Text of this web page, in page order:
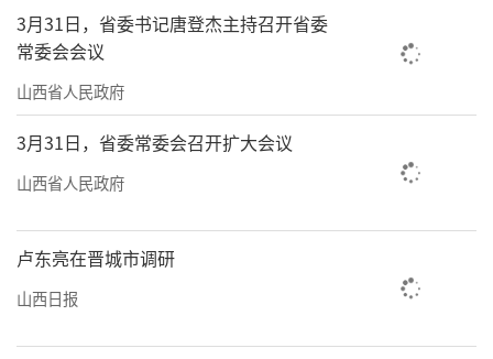
3月31日，省委书记唐登杰主持召开省委
常委会会议
山西省人民政府
3月31日，省委常委会召开扩大会议
山西省人民政府
卢东亮在晋城市调研
山西日报